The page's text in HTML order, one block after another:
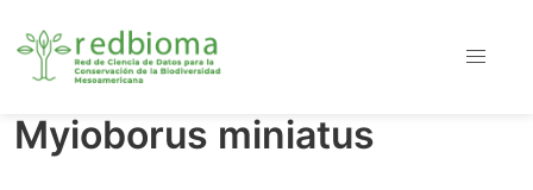
Myioborus miniatus